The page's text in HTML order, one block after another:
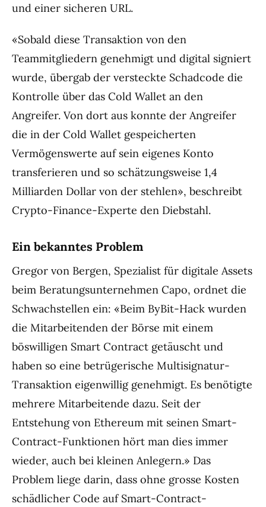
und einer sicheren URL.
«Sobald diese Transaktion von den
Teammitgliedern genehmigt und digital signiert
wurde, übergab der versteckte Schadcode die
Kontrolle über das Cold Wallet an den
Angreifer. Von dort aus konnte der Angreifer
die in der Cold Wallet gespeicherten
Vermögenswerte auf sein eigenes Konto
transferieren und so schätzungsweise 1,4
Milliarden Dollar von der stehlen», beschreibt
Crypto-Finance-Experte den Diebstahl.
Ein bekanntes Problem
Gregor von Bergen, Spezialist für digitale Assets
beim Beratungsunternehmen Capo, ordnet die
Schwachstellen ein: «Beim ByBit-Hack wurden
die Mitarbeitenden der Börse mit einem
böswilligen Smart Contract getäuscht und
haben so eine betrügerische Multisignatur-
Transaktion eigenwillig genehmigt. Es benötigte
mehrere Mitarbeitende dazu. Seit der
Entstehung von Ethereum mit seinen Smart-
Contract-Funktionen hört man dies immer
wieder, auch bei kleinen Anlegern.» Das
Problem liege darin, dass ohne grosse Kosten
schädlicher Code auf Smart-Contract-